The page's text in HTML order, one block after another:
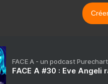
FACE A - un podcast
FACE A #30 : Eve